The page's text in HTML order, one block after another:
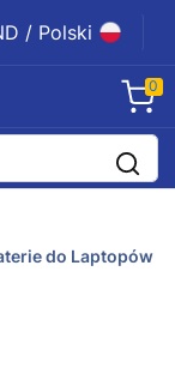
/ Polski
0
do Laptopów